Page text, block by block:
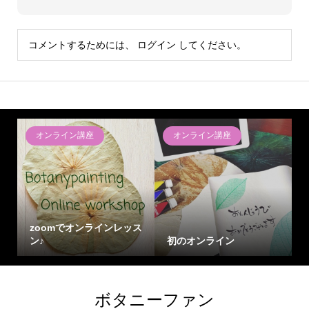
コメントするためには、 ログイン してください。
オンライン講座
zoomでオンラインレッス
ン♪
オンライン講座
初のオンライン
ボタニーファン